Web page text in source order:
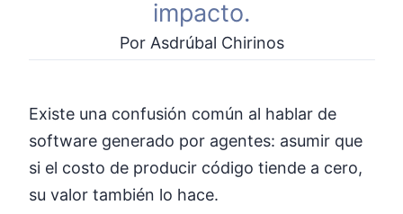
impacto.
Por Asdrúbal Chirinos
Existe una confusión común al hablar de
software generado por agentes: asumir que
si el costo de producir código tiende a cero,
su valor también lo hace.